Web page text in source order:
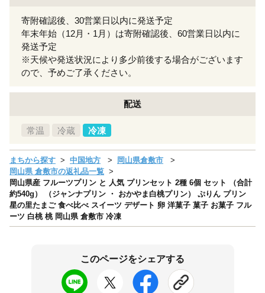
寄附確認後、30営業日以内に発送予定
年末年始（12月・1月）は寄附確認後、60営業日以内に
発送予定
※天候や発送状況により多少前後する場合がございます
ので、予めご了承ください。
配送
常温 冷蔵 冷凍
まちから探す 中国地方
岡山県倉敷市
岡山県 倉敷市の返礼品一覧
岡山県産 フルーツプリン と 人気 プリンセット 2種 6個 セット （合計
約540g） （ジャンナプリン ・ おかやま白桃プリン） ぷりん プリン
星の里たまご 食べ比べ スイーツ デザート 卵 洋菓子 菓子 お菓子 フル
ーツ 白桃 桃 岡山県 倉敷市 冷凍
このページをシェアする